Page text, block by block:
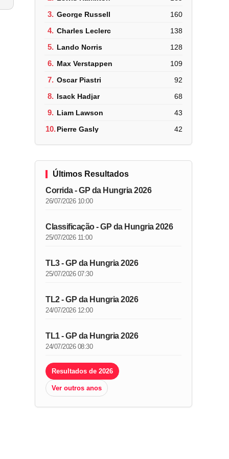
3. George Russell 160
4. Charles Leclerc 138
5. Lando Norris 128
6. Max Verstappen 109
7. Oscar Piastri 92
8. Isack Hadjar 68
9. Liam Lawson 43
10.Pierre Gasly 42
Últimos Resultados
Corrida - GP da Hungria 2026
26/07/2026 10:00
Classificação - GP da Hungria 2026
25/07/2026 11:00
TL3 - GP da Hungria 2026
25/07/2026 07:30
TL2 - GP da Hungria 2026
24/07/2026 12:00
TL1 - GP da Hungria 2026
24/07/2026 08:30
Resultados de 2026
Ver outros anos